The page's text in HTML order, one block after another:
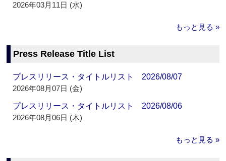
2026年03月11日 (水)
もっと見る »
Press Release Title List
プレスリリース・タイトルリスト 2026/08/07
2026年08月07日 (金)
プレスリリース・タイトルリスト 2026/08/06
2026年08月06日 (木)
もっと見る »